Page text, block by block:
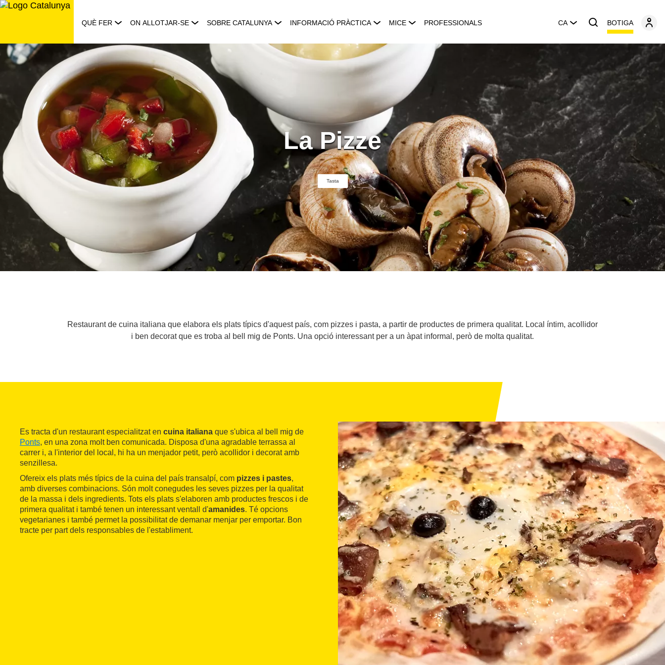
Saltar
QUÈ FER ON ALLOTJAR-SE SOBRE CATALUNYA INFORMACIÓ PRÀCTICA MICE PROFESSIONALS CA BOTIGA
La Pizze
Tasta
Restaurant de cuina italiana que elabora els plats típics d'aquest país, com pizzes i pasta, a partir de productes de primera qualitat. Local íntim, acollidor
i ben decorat que es troba al bell mig de Ponts. Una opció interessant per a un àpat informal, però de molta qualitat.
Es tracta d'un restaurant especialitzat en cuina italiana que s'ubica al bell mig de
Ponts, en una zona molt ben comunicada. Disposa d'una agradable terrassa al
carrer i, a l'interior del local, hi ha un menjador petit, però acollidor i decorat amb
senzillesa.
Ofereix els plats més típics de la cuina del país transalpí, com pizzes i pastes,
amb diverses combinacions. Són molt conegudes les seves pizzes per la qualitat
de la massa i dels ingredients. Tots els plats s'elaboren amb productes frescos i de
primera qualitat i també tenen un interessant ventall d'amanides. Té opcions
vegetarianes i també permet la possibilitat de demanar menjar per emportar. Bon
tracte per part dels responsables de l'establiment.